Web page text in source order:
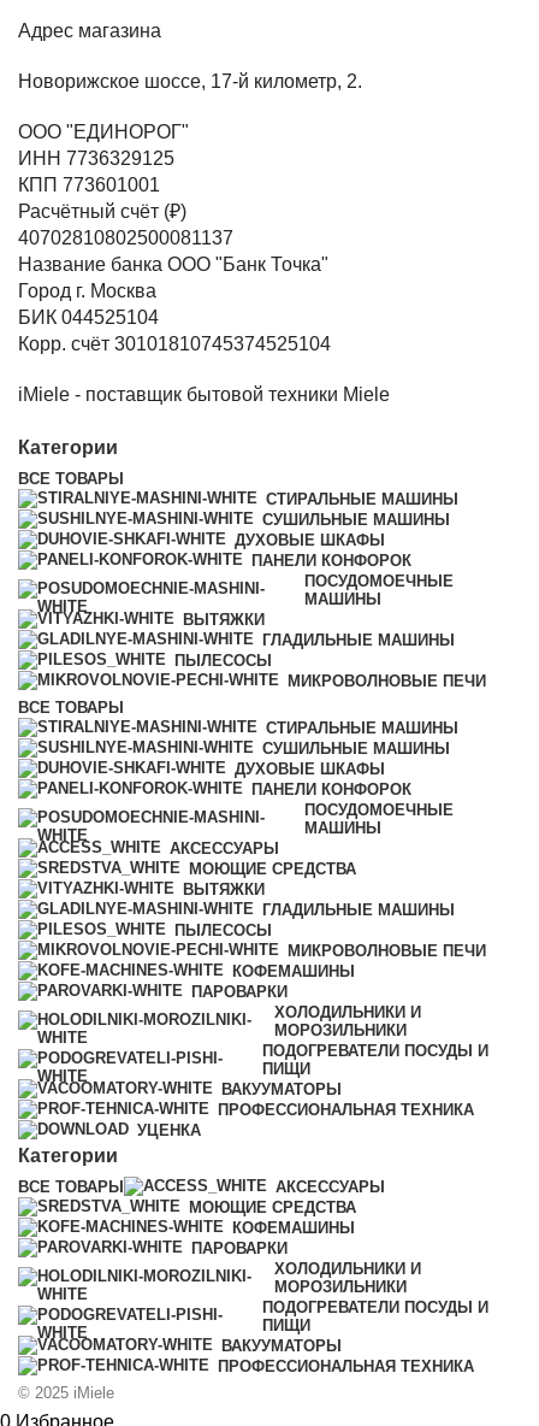
Адрес магазина
Новорижское шоссе, 17-й километр, 2.
ООО "ЕДИНОРОГ"
ИНН 7736329125
КПП 773601001
Расчётный счёт (₽)
40702810802500081137
Название банка ООО "Банк Точка"
Город г. Москва
БИК 044525104
Корр. счёт 30101810745374525104
iMiele - поставщик бытовой техники Miele
Категории
ВСЕ ТОВАРЫ
СТИРАЛЬНЫЕ МАШИНЫ
СУШИЛЬНЫЕ МАШИНЫ
ДУХОВЫЕ ШКАФЫ
ПАНЕЛИ КОНФОРОК
ПОСУДОМОЕЧНЫЕ
МАШИНЫ
ВЫТЯЖКИ
ГЛАДИЛЬНЫЕ МАШИНЫ
ПЫЛЕСОСЫ
МИКРОВОЛНОВЫЕ ПЕЧИ
ВСЕ ТОВАРЫ
СТИРАЛЬНЫЕ МАШИНЫ
СУШИЛЬНЫЕ МАШИНЫ
ДУХОВЫЕ ШКАФЫ
ПАНЕЛИ КОНФОРОК
ПОСУДОМОЕЧНЫЕ
МАШИНЫ
АКСЕССУАРЫ
МОЮЩИЕ СРЕДСТВА
ВЫТЯЖКИ
ГЛАДИЛЬНЫЕ МАШИНЫ
ПЫЛЕСОСЫ
МИКРОВОЛНОВЫЕ ПЕЧИ
КОФЕМАШИНЫ
ПАРОВАРКИ
ХОЛОДИЛЬНИКИ И
МОРОЗИЛЬНИКИ
ПОДОГРЕВАТЕЛИ ПОСУДЫ И
ПИЩИ
ВАКУУМАТОРЫ
ПРОФЕССИОНАЛЬНАЯ ТЕХНИКА
УЦЕНКА
Категории
ВСЕ ТОВАРЫ
АКСЕССУАРЫ
МОЮЩИЕ СРЕДСТВА
КОФЕМАШИНЫ
ПАРОВАРКИ
ХОЛОДИЛЬНИКИ И
МОРОЗИЛЬНИКИ
ПОДОГРЕВАТЕЛИ ПОСУДЫ И
ПИЩИ
ВАКУУМАТОРЫ
ПРОФЕССИОНАЛЬНАЯ ТЕХНИКА
© 2025 iMiele
0 Избранное